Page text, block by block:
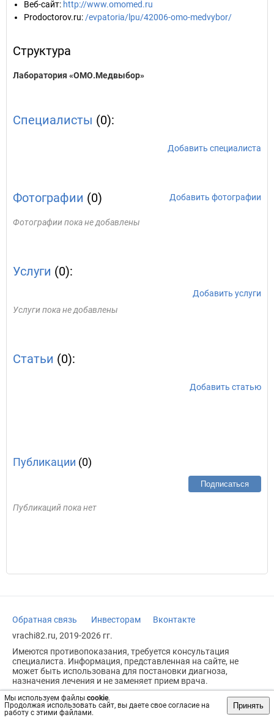
Мы используем файлы cookie.
Продолжая использовать сайт, вы даете свое согласие на
работу с этими файлами.
Принять
Веб-сайт: http://www.omomed.ru
Prodoctorov.ru: /evpatoria/lpu/42006-omo-medvybor/
Структура
Лаборатория «ОМО.Медвыбор»
Специалисты (0):
Добавить специалиста
Фотографии (0) Добавить фотографии
Фотографии пока не добавлены
Услуги (0):
Добавить услуги
Услуги пока не добавлены
Статьи (0):
Добавить статью
Публикации (0)
Подписаться
Публикаций пока нет
Обратная связь Инвесторам
Вконтакте
vrachi82.ru, 2019-2026 гг.
Имеются противопоказания, требуется консультация
специалиста. Информация, представленная на сайте, не
может быть использована для постановки диагноза,
назначения лечения и не заменяет прием врача.
Возрастное ограничение: 18+